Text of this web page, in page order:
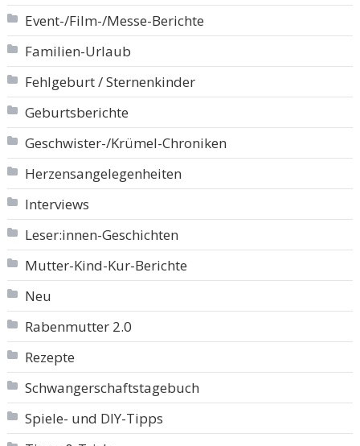
Event-/Film-/Messe-Berichte
Familien-Urlaub
Fehlgeburt / Sternenkinder
Geburtsberichte
Geschwister-/Krümel-Chroniken
Herzensangelegenheiten
Interviews
Leser:innen-Geschichten
Mutter-Kind-Kur-Berichte
Neu
Rabenmutter 2.0
Rezepte
Schwangerschaftstagebuch
Spiele- und DIY-Tipps